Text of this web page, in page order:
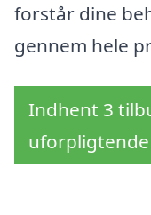
forstår dine
gennem hele
Indhent 3
uforpligtende